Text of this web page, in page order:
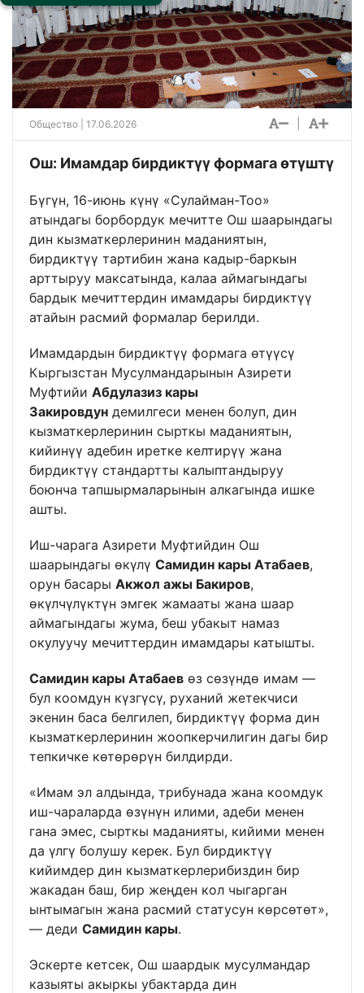
Общество | 17.06.2026
Ош: Имамдар бирдиктүү формага өтүштү
Бүгүн, 16-июнь күнү «Сулайман-Тоо»
атындагы борбордук мечитте Ош шаарындагы
дин кызматкерлеринин маданиятын,
бирдиктүү тартибин жана кадыр-баркын
арттыруу максатында, калаа аймагындагы
бардык мечиттердин имамдары бирдиктүү
атайын расмий формалар берилди.
Имамдардын бирдиктүү формага өтүүсү
Кыргызстан Мусулмандарынын Азирети
Муфтийи Абдулазиз кары
Закировдун демилгеси менен болуп, дин
кызматкерлеринин сырткы маданиятын,
кийинүү адебин иретке келтирүү жана
бирдиктүү стандартты калыптандыруу
боюнча тапшырмаларынын алкагында ишке
ашты.
Иш-чарага Азирети Муфтийдин Ош
шаарындагы өкүлү Самидин кары Атабаев,
орун басары Акжол ажы Бакиров,
өкүлчүлүктүн эмгек жамааты жана шаар
аймагындагы жума, беш убакыт намаз
окулуучу мечиттердин имамдары катышты.
Самидин кары Атабаев өз сөзүндө имам —
бул коомдун күзгүсү, руханий жетекчиси
экенин баса белгилеп, бирдиктүү форма дин
кызматкерлеринин жоопкерчилигин дагы бир
тепкичке көтөрөрүн билдирди.
«Имам эл алдында, трибунада жана коомдук
иш-чараларда өзүнүн илими, адеби менен
гана эмес, сырткы маданияты, кийими менен
да үлгү болушу керек. Бул бирдиктүү
кийимдер дин кызматкерлерибиздин бир
жакадан баш, бир жеңден кол чыгарган
ынтымагын жана расмий статусун көрсөтөт»,
— деди Самидин кары.
Эскерте кетсек, Ош шаардык мусулмандар
казыяты акыркы убактарда дин